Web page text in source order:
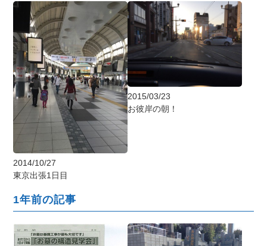
2014/10/27
東京出張1日目
2015/03/23
お彼岸の朝！
1年前の記事